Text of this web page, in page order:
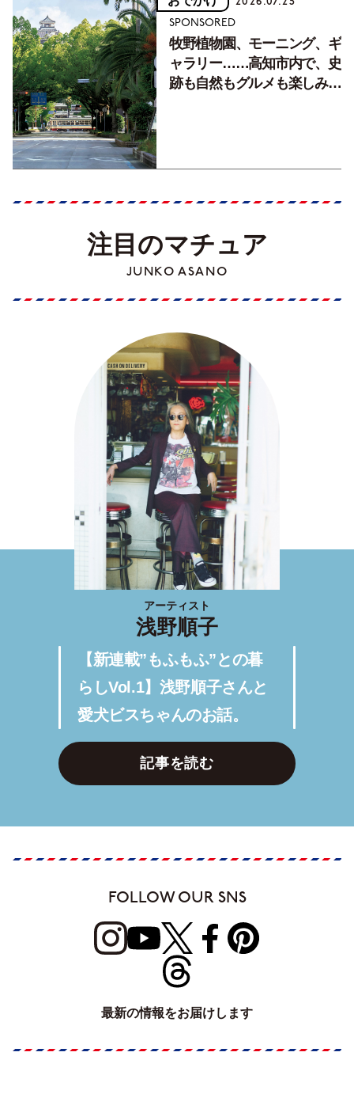
SPONSORED
牧野植物園、モーニング、ギ
ャラリー……高知市内で、史
跡も自然もグルメも楽しみ尽
注目のマチュア
JUNKO ASANO
アーティスト
浅野順子
【新連載”もふもふ”との暮
らしVol.1】浅野順子さんと
愛犬ビスちゃんのお話。
記事を読む
FOLLOW OUR SNS
最新の情報をお届けします